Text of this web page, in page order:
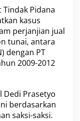
Pidana
kasus
perjanjian jual
tunai, antara
dengan PT
2009-2012
Dedi Prasetyo
berdasarkan
saksi-saksi.